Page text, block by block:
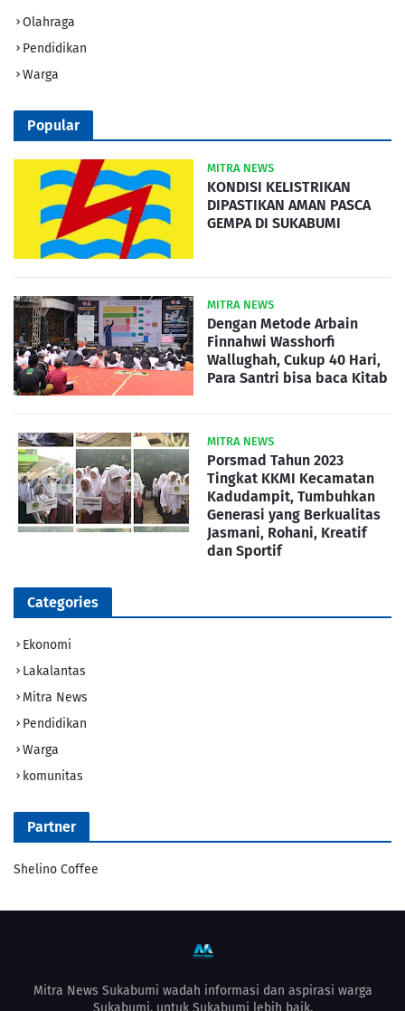
Olahraga
Pendidikan
Warga
Popular
MITRA NEWS
KONDISI KELISTRIKAN
DIPASTIKAN AMAN PASCA
GEMPA DI SUKABUMI
MITRA NEWS
Dengan Metode Arbain
Finnahwi Wasshorfi
Wallughah, Cukup 40 Hari,
Para Santri bisa baca Kitab
MITRA NEWS
Porsmad Tahun 2023
Tingkat KKMI Kecamatan
Kadudampit, Tumbuhkan
Generasi yang Berkualitas
Jasmani, Rohani, Kreatif
dan Sportif
Categories
Ekonomi
Lakalantas
Mitra News
Pendidikan
Warga
komunitas
Partner
Shelino Coffee
Mitra News Sukabumi wadah informasi dan aspirasi warga